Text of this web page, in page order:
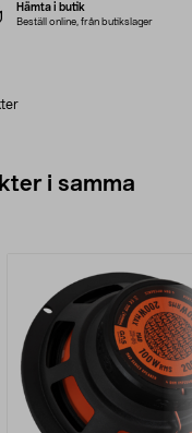
Hämta i butik
Beställ online, från butikslager
i samma